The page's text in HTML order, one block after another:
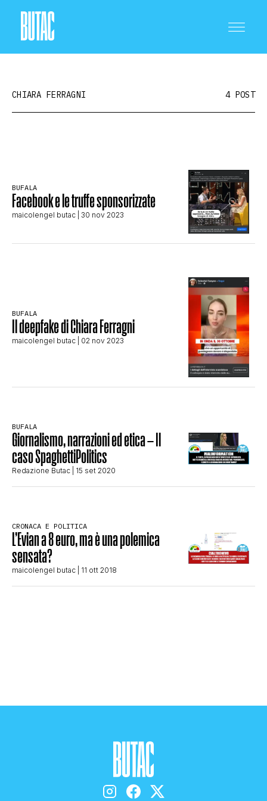
SCIENZA E TECNOLOGIA
SALUTE E MEDICINA
INTRATTENIMENTO
COMPLOTTI, LEGGENDE URBANE ED
EDITORIALI
CLIMA ED ENERGIA
CONTATTI
CHIARA FERRAGNI 4 POST
BUFALA
Facebook e le truffe sponsorizzate
maicolengel butac | 30 nov 2023
BUFALA
Il deepfake di Chiara Ferragni
maicolengel butac | 02 nov 2023
BUFALA
Giornalismo, narrazioni ed etica – Il
caso SpaghettiPolitics
Redazione Butac | 15 set 2020
CRONACA E POLITICA
L’Evian a 8 euro, ma è una polemica
sensata?
maicolengel butac | 11 ott 2018